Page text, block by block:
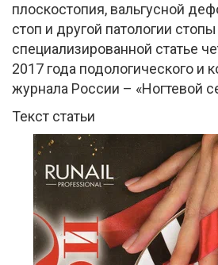
плоскостопия, вальгусной
стоп и другой патологии
специализированной статье
2017 года подологического и
журнала России – «Ногтевой
Текст статьи